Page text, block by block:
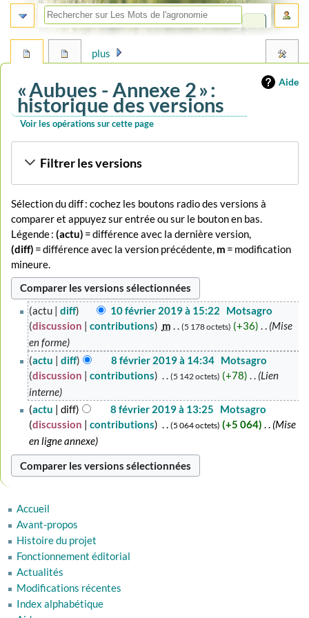
Aide
« Aubues - Annexe 2 » :
historique des versions
Voir les opérations sur cette page
Filtrer les versions
Sélection du diff : cochez les boutons radio des versions à
comparer et appuyez sur entrée ou sur le bouton en bas.
Légende :(actu) = différence avec la dernière version,
(diff) = différence avec la version précédente, m = modification
mineure.
10
février
2019
actu diff 10 février 2019 à 15:22
Motsagro
discussion
contributions m 5 178 octets +36
Mise
en forme
février
2019
actu diff 8 février 2019 à 14:34‎ Motsagro
discussion
contributions 5 142 octets +78
Lien
interne
actu
diff 8 février 2019 à 13:25
Motsagro
discussion
contributions 5 064 octets +5 064
Mise
en ligne annexe
plus
Accueil
Avant-propos
Histoire du projet
Fonctionnement éditorial
Actualités
Modifications récentes
Index alphabétique